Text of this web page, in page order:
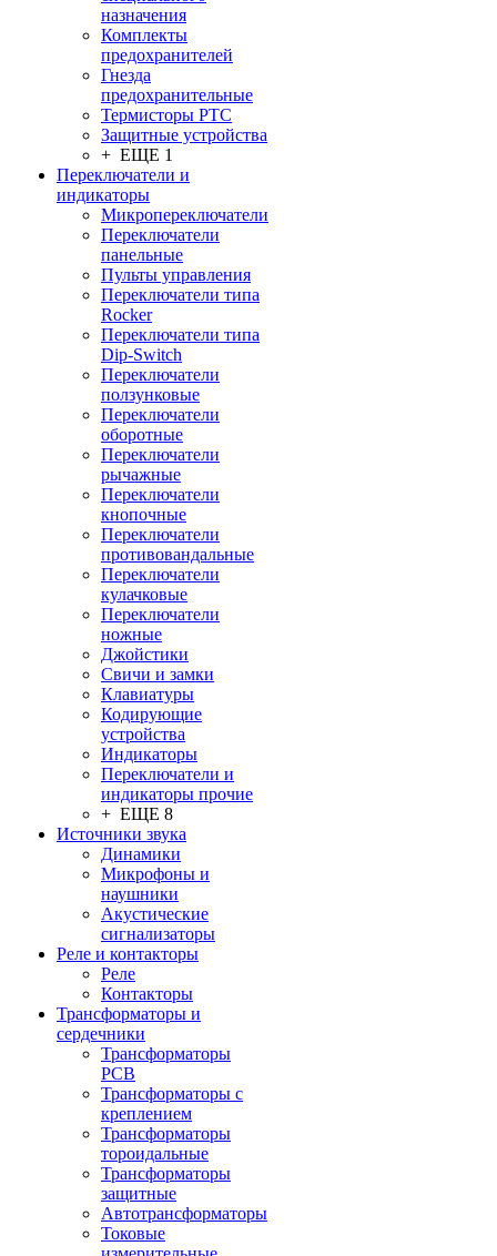
назначения
Комплекты
предохранителей
Гнезда
предохранительные
Термисторы PTC
Защитные устройства
+ ЕЩЕ 1
Переключатели и
индикаторы
Микропереключатели
Переключатели
панельные
Пульты управления
Переключатели типа
Rocker
Переключатели типа
Dip-Switch
Переключатели
ползунковые
Переключатели
оборотные
Переключатели
рычажные
Переключатели
кнопочные
Переключатели
противовандальные
Переключатели
кулачковые
Переключатели
ножные
Джойстики
Свичи и замки
Клавиатуры
Кодирующие
устройства
Индикаторы
Переключатели и
индикаторы прочие
+ ЕЩЕ 8
Источники звука
Динамики
Микрофоны и
наушники
Акустические
сигнализаторы
Реле и контакторы
Реле
Контакторы
Трансформаторы и
сердечники
Трансформаторы
PCB
Трансформаторы с
креплением
Трансформаторы
тороидальные
Трансформаторы
защитные
Автотрансформаторы
Токовые